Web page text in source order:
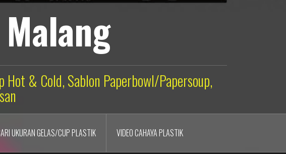
& Cold, Sablon Paperbowl/Papersoup,
UKURAN GELAS/CUP PLASTIK VIDEO CAHAYA PLASTIK